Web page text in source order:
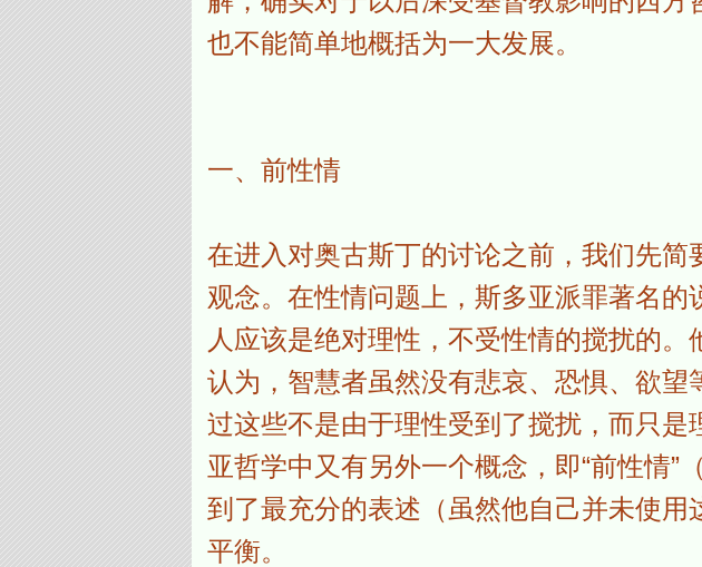
也不能简单地概括为一大发展。
一、前性情
在进入对奥古斯丁的讨论之前，我们先
观念。在性情问题上，斯多亚派罪著名的
人应该是绝对理性，不受性情的搅扰的。
认为，智慧者虽然没有悲哀、恐惧、欲
过这些不是由于理性受到了搅扰，而只
亚哲学中又有另外一个概念，即“前性情”
到了最充分的表述（虽然他自己并未使
平衡。